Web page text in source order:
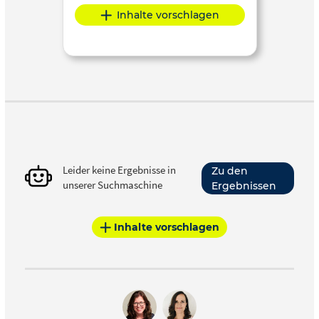
Inhalte vorschlagen
Leider keine Ergebnisse in
unserer Suchmaschine
Zu den
Ergebnissen
Inhalte vorschlagen